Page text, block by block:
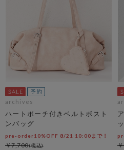
archives
ハートポーチ付きベルトボスト
ンバッグ
pre-order10%OFF 8/21 10:00まで！
￥7,700